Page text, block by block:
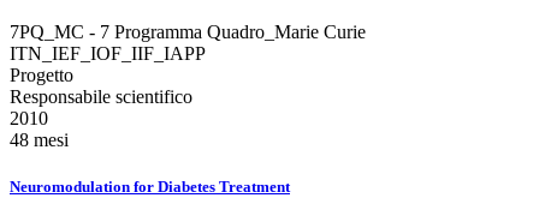
7PQ_MC - 7 Programma Quadro_Marie Curie
ITN_IEF_IOF_IIF_IAPP
Progetto
Responsabile scientifico
2010
48 mesi
Neuromodulation for Diabetes Treatment